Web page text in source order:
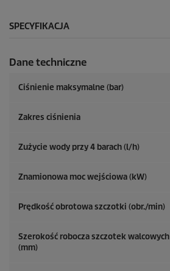
SPECYFIKACJA
Dane techniczne
Ciśnienie maksymalne (bar)
Zakres ciśnienia
Zużycie wody przy 4 barach (l/h)
Znamionowa moc wejściowa (kW)
Prędkość obrotowa szczotki (obr./min)
Szerokość robocza szczotek walcowych
(mm)